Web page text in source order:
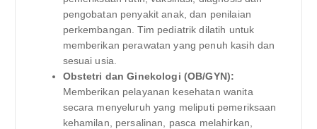
pengobatan penyakit anak, dan penilaian
perkembangan. Tim pediatrik dilatih untuk
memberikan perawatan yang penuh kasih dan
sesuai usia.
Obstetri dan Ginekologi (OB/GYN):
Memberikan pelayanan kesehatan wanita
secara menyeluruh yang meliputi pemeriksaan
kehamilan, persalinan, pasca melahirkan,